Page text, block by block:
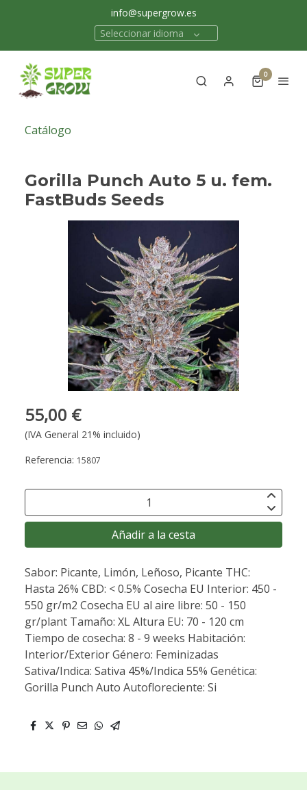
info@supergrow.es
Seleccionar idioma
0
Catálogo
Gorilla Punch Auto 5 u. fem.
FastBuds Seeds
55,00 €
(IVA General 21% incluido)
Referencia: 15807
Añadir a la cesta
Sabor: Picante, Limón, Leñoso, Picante THC:
Hasta 26% CBD: < 0.5% Cosecha EU Interior: 450 -
550 gr/m2 Cosecha EU al aire libre: 50 - 150
gr/plant Tamaño: XL Altura EU: 70 - 120 cm
Tiempo de cosecha: 8 - 9 weeks Habitación:
Interior/Exterior Género: Feminizadas
Sativa/Indica: Sativa 45%/Indica 55% Genética:
Gorilla Punch Auto Autofloreciente: Si